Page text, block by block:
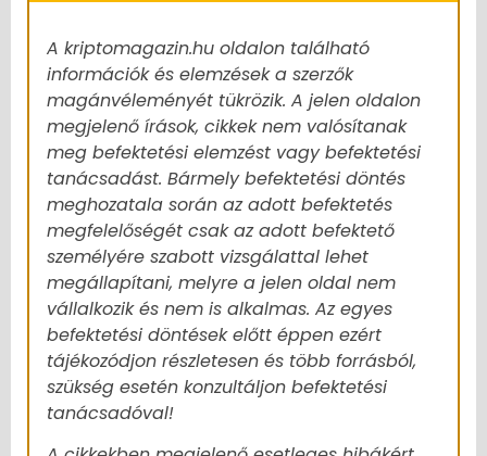
A kriptomagazin.hu oldalon található
információk és elemzések a szerzők
magánvéleményét tükrözik. A jelen oldalon
megjelenő írások, cikkek nem valósítanak
meg befektetési elemzést vagy befektetési
tanácsadást. Bármely befektetési döntés
meghozatala során az adott befektetés
megfelelőségét csak az adott befektető
személyére szabott vizsgálattal lehet
megállapítani, melyre a jelen oldal nem
vállalkozik és nem is alkalmas. Az egyes
befektetési döntések előtt éppen ezért
tájékozódjon részletesen és több forrásból,
szükség esetén konzultáljon befektetési
tanácsadóval!